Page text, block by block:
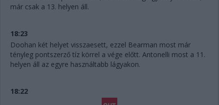
már csak a 13. helyen áll.
18:23
Doohan két helyet visszaesett, ezzel Bearman most már
tényleg pontszerző tíz körrel a vége előtt. Antonelli most a 11.
helyen áll az egyre használtabb lágyakon.
18:22